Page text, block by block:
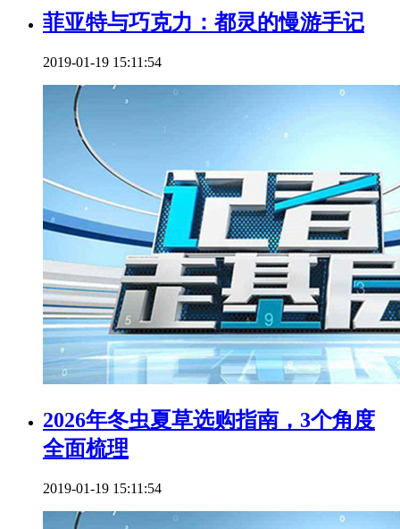
菲亚特与巧克力：都灵的慢游手记
2019-01-19 15:11:54
2026年冬虫夏草选购指南，3个角度
全面梳理
2019-01-19 15:11:54